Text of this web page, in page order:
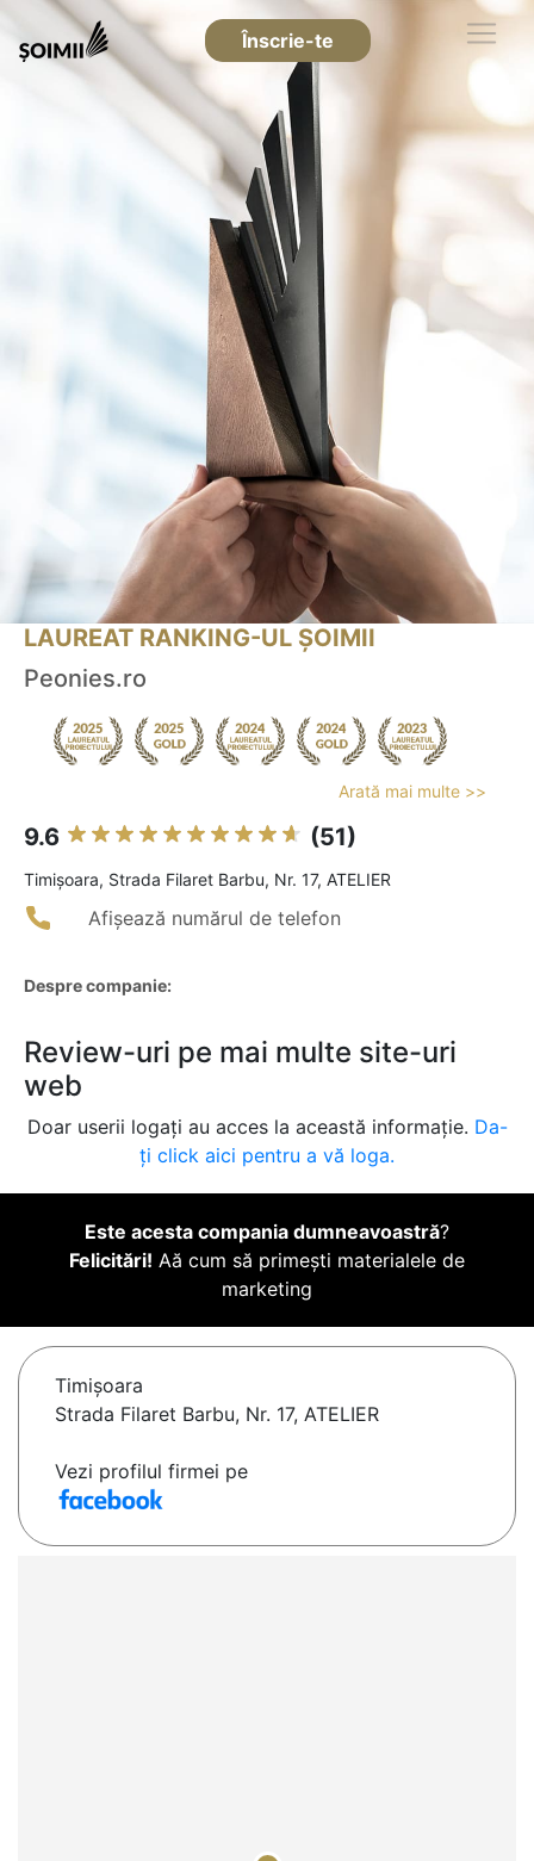
Înscrie-te
LAUREAT RANKING-UL ȘOIMII
Peonies.ro
Arată mai multe >>
9.6 (51)
Timişoara, Strada Filaret Barbu, Nr. 17, ATELIER
Afișează numărul de telefon
Despre companie:
Review-uri pe mai multe site-uri
web
Doar userii logați au acces la această informație. Da-
ți click aici pentru a vă loga.
Este acesta compania dumneavoastră?
Felicitări! Aă cum să primești materialele de
marketing
Timişoara
Strada Filaret Barbu, Nr. 17, ATELIER
Vezi profilul firmei pe